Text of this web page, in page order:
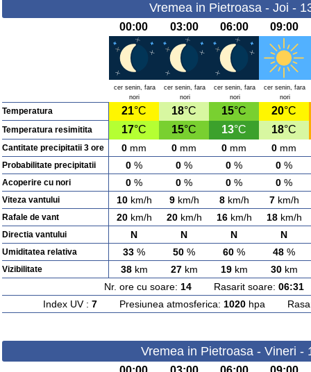
Vremea in Pietroasa - Joi -
00:00 03:00 06:00 09:00
cer senin, fara
nori
cer senin, fara
nori
cer senin, fara
nori
cer senin, fara
nori
Temperatura 21°C 18°C 15°C 20°C
Temperatura resimitita 17°C 15°C 13°C 18°C
Cantitate precipitatii 3 ore 0 mm 0 mm 0 mm 0 mm
Probabilitate precipitatii 0 % 0 % 0 % 0 %
Acoperire cu nori 0 % 0 % 0 % 0 %
Viteza vantului 10km/h 9km/h 8km/h 7km/h
Rafale de vant 20km/h 20km/h 16km/h 18km/h
Directia vantului N N N N
Umiditatea relativa 33 % 50 % 60 % 48 %
Vizibilitate 38km 27km 19km 30km
Nr. ore cu soare: 14Rasarit soare: 06:31
Index UV : 7Presiunea atmosferica: 1020hpa
Vremea in Pietroasa - Vineri -